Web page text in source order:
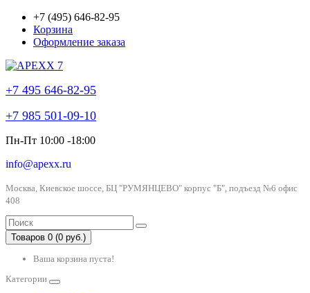
+7 (495) 646-82-95
Корзина
Оформление заказа
+7 495 646-82-95
+7 985 501-09-10
Пн-Пт 10:00 -18:00
info@apexx.ru
Москва, Киевское шоссе, БЦ "РУМЯНЦЕВО" корпус "Б", подъезд №6 офис
408
Товаров 0 (0 руб.)
Ваша корзина пуста!
Категории